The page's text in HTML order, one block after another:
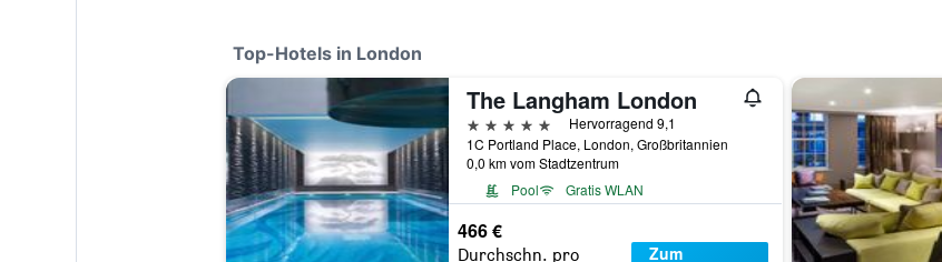
Top-Hotels in London
The Langham London
5 Sterne
Hervorragend 9,1
1C Portland Place, London, Großbritannien
0,0 km vom Stadtzentrum
Pool
Gratis WLAN
466 €
Durchschn. pro Zum